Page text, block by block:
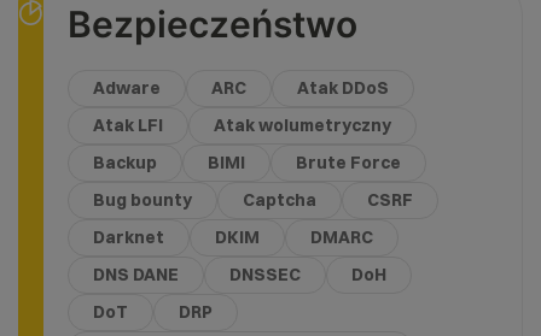
Bezpieczeństwo
Adware ARC
Atak DDoS
Atak LFI
Atak wolumetryczny
Backup
BIMI
Brute Force
Bug bounty
Captcha
CSRF
Darknet
DKIM
DMARC
DNS DANE
DNSSEC
DoH
DoT
DRP